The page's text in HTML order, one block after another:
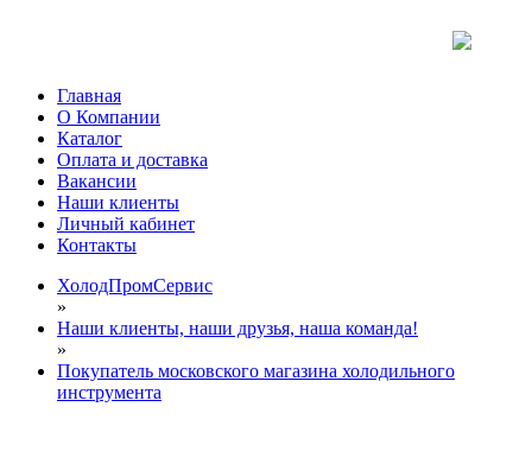
Главная
О Компании
Каталог
Оплата и доставка
Вакансии
Наши клиенты
Личный кабинет
Контакты
ХолодПромСервис
»
Наши клиенты, наши друзья, наша команда!
»
Покупатель московского магазина холодильного
инструмента